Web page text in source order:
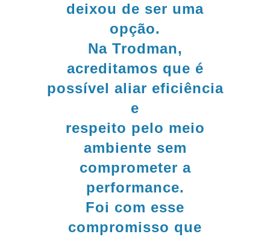
deixou de ser uma
opção.
Na Trodman,
acreditamos que é
possível aliar eficiência
e
respeito pelo meio
ambiente sem
comprometer a
performance.
Foi com esse
compromisso que